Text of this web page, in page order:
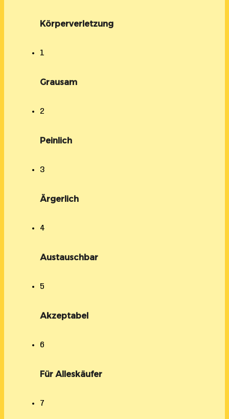
Körperverletzung
1
Grausam
2
Peinlich
3
Ärgerlich
4
Austauschbar
5
Akzeptabel
6
Für Alleskäufer
7